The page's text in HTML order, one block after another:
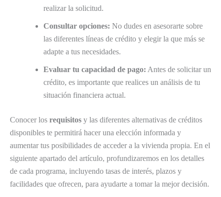
realizar la solicitud.
Consultar opciones: No dudes en asesorarte sobre
las diferentes líneas de crédito y elegir la que más se
adapte a tus necesidades.
Evaluar tu capacidad de pago: Antes de solicitar un
crédito, es importante que realices un análisis de tu
situación financiera actual.
Conocer los requisitos y las diferentes alternativas de créditos
disponibles te permitirá hacer una elección informada y
aumentar tus posibilidades de acceder a la vivienda propia. En el
siguiente apartado del artículo, profundizaremos en los detalles
de cada programa, incluyendo tasas de interés, plazos y
facilidades que ofrecen, para ayudarte a tomar la mejor decisión.